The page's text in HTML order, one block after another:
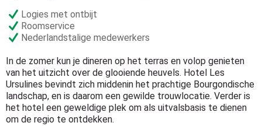
Logies met ontbijt
Roomservice
Nederlandstalige medewerkers
In de zomer kun je dineren op het terras en volop genieten
van het uitzicht over de glooiende heuvels. Hotel Les
Ursulines bevindt zich middenin het prachtige Bourgondische
landschap, en is daarom een gewilde trouwlocatie. Verder is
het hotel een geweldige plek om als uitvalsbasis te dienen
om de regio te ontdekken.